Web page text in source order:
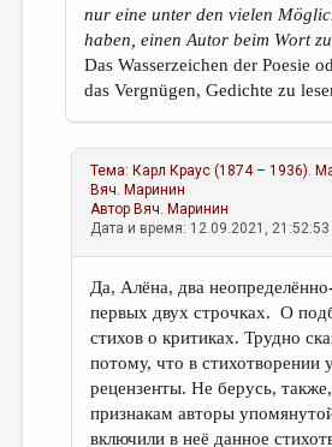
nur eine unter den vielen
haben, einen Autor beim Wort
Das Wasserzeichen der Poesie
das Vergnügen, Gedichte zu
Тема: Карл Краус (1874 – 1936).
Вяч. Маринин
Автор Вяч. Маринин
Дата и время: 12.09.2021, 21:52:53
Да, Алёна, два
первых двух строчках. О
стихов о критиках. Трудно
потому, что в стихотворении
рецензенты. Не берусь,
признакам авторы
включили в неё данное